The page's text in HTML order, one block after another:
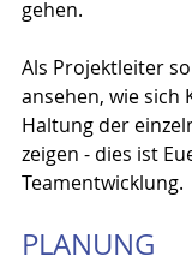
gehen.
Als Projektleiter
ansehen, wie sich
Haltung der
zeigen - dies ist
Teamentwicklung.
PLANUNG